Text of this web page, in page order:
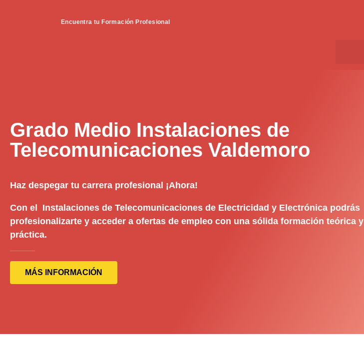
Encuentra tu Formación Profesional
Grado Medio Instalaciones de
Telecomunicaciones Valdemoro
Haz despegar tu carrera profesional ¡Ahora!
Con el Instalaciones de Telecomunicaciones de Electricidad y Electrónica podrás
profesionalizarte y acceder a ofertas de empleo con una sólida formación teórica y
práctica.
MÁS INFORMACIÓN